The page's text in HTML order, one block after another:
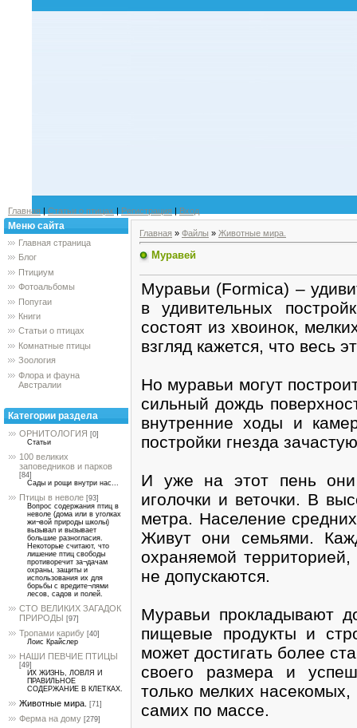
Главная | Статьи о птицах | Регистрация | Вход
Меню сайта
Главная страница
Блог
Птициум
Фотоальбомы
Попугаи
Книги
Статьи о птицах
Комнатные птицы
Зоология
Флора и фауна
Австралии
Категории раздела
ОРНИТОЛОГИЯ [0]
Статьи
100 великих
заповедников и парков
[84]
Сады и рощи внутри нас...
Птицы в неволе [93]
Вопрос содержания птиц в
неволе (дома или в уголках
жи¬вой природы школы)
вызывал и вызывает
большие разногласия.
Некоторые считают, что
лишение птиц свободы
противоречит за¬дачам
охраны, защиты и
использования их для
борьбы с вредите¬лями
лесов, садов и полей.
СТО ВЕЛИКИХ ЗАГАДОК
ПРИРОДЫ [97]
Тропами карибу [40]
Лоис Крайслер
НАШИ ПЕВЧИЕ ПТИЦЫ
[49]
ИХ ЖИЗНЬ, ЛОВЛЯ И
ПРАВИЛЬНОЕ
СОДЕРЖАНИЕ В КЛЕТКАХ.
Животные мира. [71]
Ферма на дому [279]
Главная » Файлы » Животные мира.
Муравей
Муравьи (Formica) –
в удивительных
состоят из хвоинок,
взгляд кажется, что весь
Но муравьи могут
сильный дождь
внутренние ходы и
постройки гнезда
И уже на этот пень они
иголочки и веточки. В
метра. Население
Живут они семьями.
охраняемой
не допускаются.
Муравьи прокладывают
пищевые продукты и
может достигать более
своего размера и
только мелких
самих по массе.